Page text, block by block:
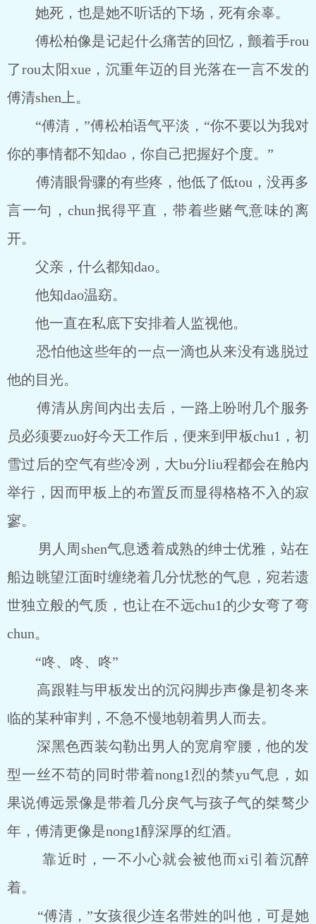
她死，也是她不听话的下场，死有余辜。
傅松柏像是记起什么痛苦的回忆，颤着手rou
了rou太阳xue，沉重年迈的目光落在一言不发的
傅清shen上。
“傅清，”傅松柏语气平淡，“你不要以为我对
你的事情都不知dao，你自己把握好个度。”
傅清眼骨骤的有些疼，他低了低tou，没再多
言一句，chun抿得平直，带着些赌气意味的离
开。
父亲，什么都知dao。
他知dao温窈。
他一直在私底下安排着人监视他。
恐怕他这些年的一点一滴也从来没有逃脱过
他的目光。
傅清从房间内出去后，一路上吩咐几个服务
员必须要zuo好今天工作后，便来到甲板chu1，初
雪过后的空气有些冷冽，大bu分liu程都会在舱内
举行，因而甲板上的布置反而显得格格不入的寂
寥。
男人周shen气息透着成熟的绅士优雅，站在
船边眺望江面时缠绕着几分忧愁的气息，宛若遗
世独立般的气质，也让在不远chu1的少女弯了弯
chun。
“咚、咚、咚”
高跟鞋与甲板发出的沉闷脚步声像是初冬来
临的某种审判，不急不慢地朝着男人而去。
深黑色西装勾勒出男人的宽肩窄腰，他的发
型一丝不苟的同时带着nong1烈的禁yu气息，如
果说傅远景像是带着几分戾气与孩子气的桀骜少
年，傅清更像是nong1醇深厚的红酒。
靠近时，一不小心就会被他而xi引着沉醉
着。
“傅清，”女孩很少连名带姓的叫他，可是她